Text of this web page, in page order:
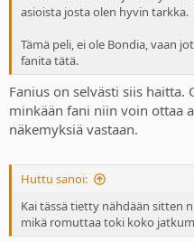
asioista josta olen hyvin tarkka.
Tämä peli, ei ole Bondia, vaan
fanita tätä.
Fanius on selvästi siis haitta.
minkään fani niin voin ottaa
näkemyksiä vastaan.
Huttu sanoi:
Kai tässä tietty nähdään sitten
mikä romuttaa toki koko